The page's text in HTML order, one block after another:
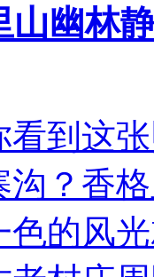
山幽林
看到这
沟？香
色的风